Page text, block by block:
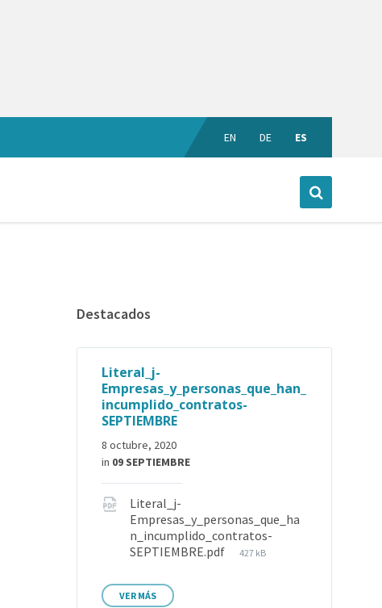
EN DE ES
Destacados
Literal_j-
Empresas_y_personas_que_han_
incumplido_contratos-
SEPTIEMBRE
8 octubre, 2020
in 09 SEPTIEMBRE
Literal_j-
Empresas_y_personas_que_ha
n_incumplido_contratos-
SEPTIEMBRE.pdf
427 kB
VER MÁS